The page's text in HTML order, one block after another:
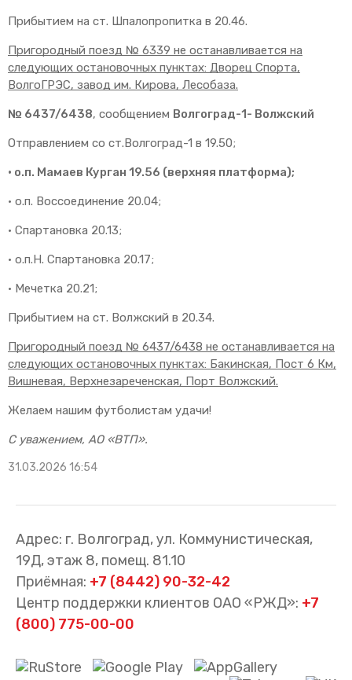
Прибытием на ст. Шпалопропитка в 20.46.
Пригородный поезд № 6339 не останавливается на
следующих остановочных пунктах: Дворец Спорта,
ВолгоГРЭС, завод им. Кирова, Лесобаза.
№ 6437/6438, сообщением Волгоград-1- Волжский
Отправлением со ст.Волгоград-1 в 19.50;
· о.п. Мамаев Курган 19.56 (верхняя платформа);
· о.п. Воссоединение 20.04;
· Спартановка 20.13;
· о.п.Н. Спартановка 20.17;
· Мечетка 20.21;
Прибытием на ст. Волжский в 20.34.
Пригородный поезд № 6437/6438 не останавливается на
следующих остановочных пунктах: Бакинская, Пост 6 Км,
Вишневая, Верхнезареченская, Порт Волжский.
Желаем нашим футболистам удачи!
С уважением, АО «ВТП».
31.03.2026 16:54
Адрес: г. Волгоград, ул. Коммунистическая,
19Д, этаж 8, помещ. 81.10
Приёмная: +7 (8442) 90-32-42
Центр поддержки клиентов ОАО «РЖД»: +7
(800) 775-00-00